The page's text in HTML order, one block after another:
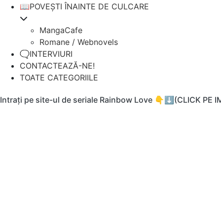
📖POVEȘTI ÎNAINTE DE CULCARE
MangaCafe
Romane / Webnovels
🗨️INTERVIURI
CONTACTEAZĂ-NE!
TOATE CATEGORIILE
Intrați pe site-ul de seriale Rainbow Love 👇⬇️(CLICK PE